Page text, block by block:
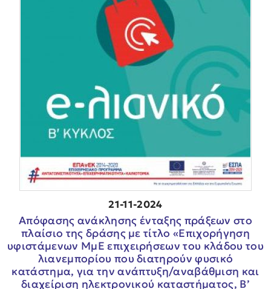
21-11-2024
Aπόφασης ανάκλησης ένταξης πράξεων στο
πλαίσιο της δράσης με τίτλο «Επιχορήγηση
υφιστάμενων ΜμΕ επιχειρήσεων του κλάδου του
λιανεμπορίου που διατηρούν φυσικό
κατάστημα, για την ανάπτυξη/αναβάθμιση και
διαχείριση ηλεκτρονικού καταστήματος, Β’